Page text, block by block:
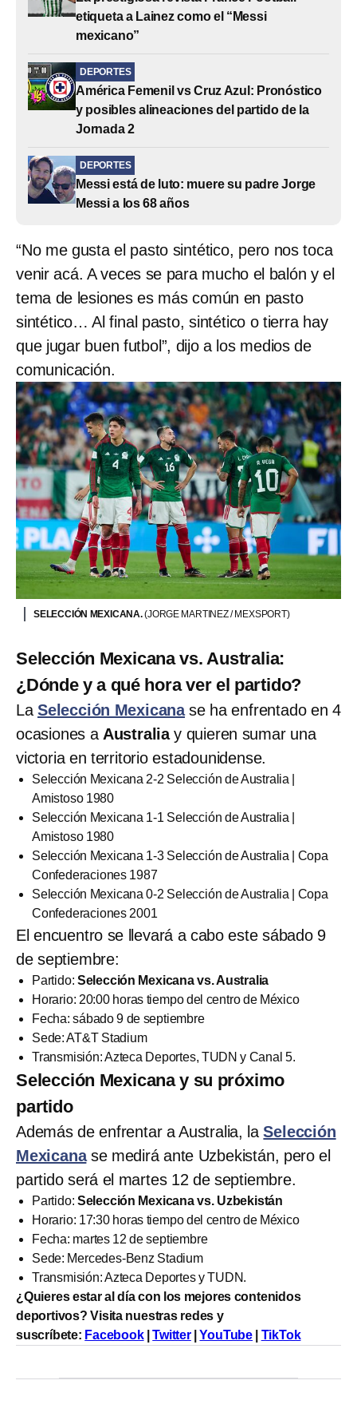
etiqueta a Lainez como el “Messi
mexicano”
DEPORTES
América Femenil vs Cruz Azul: Pronóstico
y posibles alineaciones del partido de la
Jornada 2
DEPORTES
Messi está de luto: muere su padre Jorge
Messi a los 68 años
“No me gusta el pasto sintético, pero nos toca
venir acá. A veces se para mucho el balón y el
tema de lesiones es más común en pasto
sintético… Al final pasto, sintético o tierra hay
que jugar buen futbol”, dijo a los medios de
comunicación.
SELECCIÓN MEXICANA.(JORGE MARTINEZ / MEXSPORT)
Selección Mexicana vs. Australia:
¿Dónde y a qué hora ver el partido?
La Selección Mexicanase ha enfrentado en 4
ocasiones a Australiay quieren sumar una
victoria en territorio estadounidense.
Selección Mexicana 2-2 Selección de Australia |
Amistoso 1980
Selección Mexicana 1-1 Selección de Australia |
Amistoso 1980
Selección Mexicana 1-3 Selección de Australia | Copa
Confederaciones 1987
Selección Mexicana 0-2 Selección de Australia | Copa
Confederaciones 2001
El encuentro se llevará a cabo este sábado 9
de septiembre:
Partido: Selección Mexicana vs. Australia
Horario: 20:00 horas tiempo del centro de México
Fecha: sábado 9 de septiembre
Sede: AT&T Stadium
Transmisión: Azteca Deportes, TUDN y Canal 5.
Selección Mexicana y su próximo
partido
Además de enfrentar a Australia, laSelección
Mexicanase medirá ante Uzbekistán, pero el
partido será el martes 12 de septiembre.
Partido: Selección Mexicana vs. Uzbekistán
Horario: 17:30 horas tiempo del centro de México
Fecha: martes 12 de septiembre
Sede: Mercedes-Benz Stadium
Transmisión: Azteca Deportes y TUDN.
¿Quieres estar al día con los mejores contenidos
deportivos? Visita nuestras redes y
suscríbete: Facebook|Twitter|YouTube TikTok